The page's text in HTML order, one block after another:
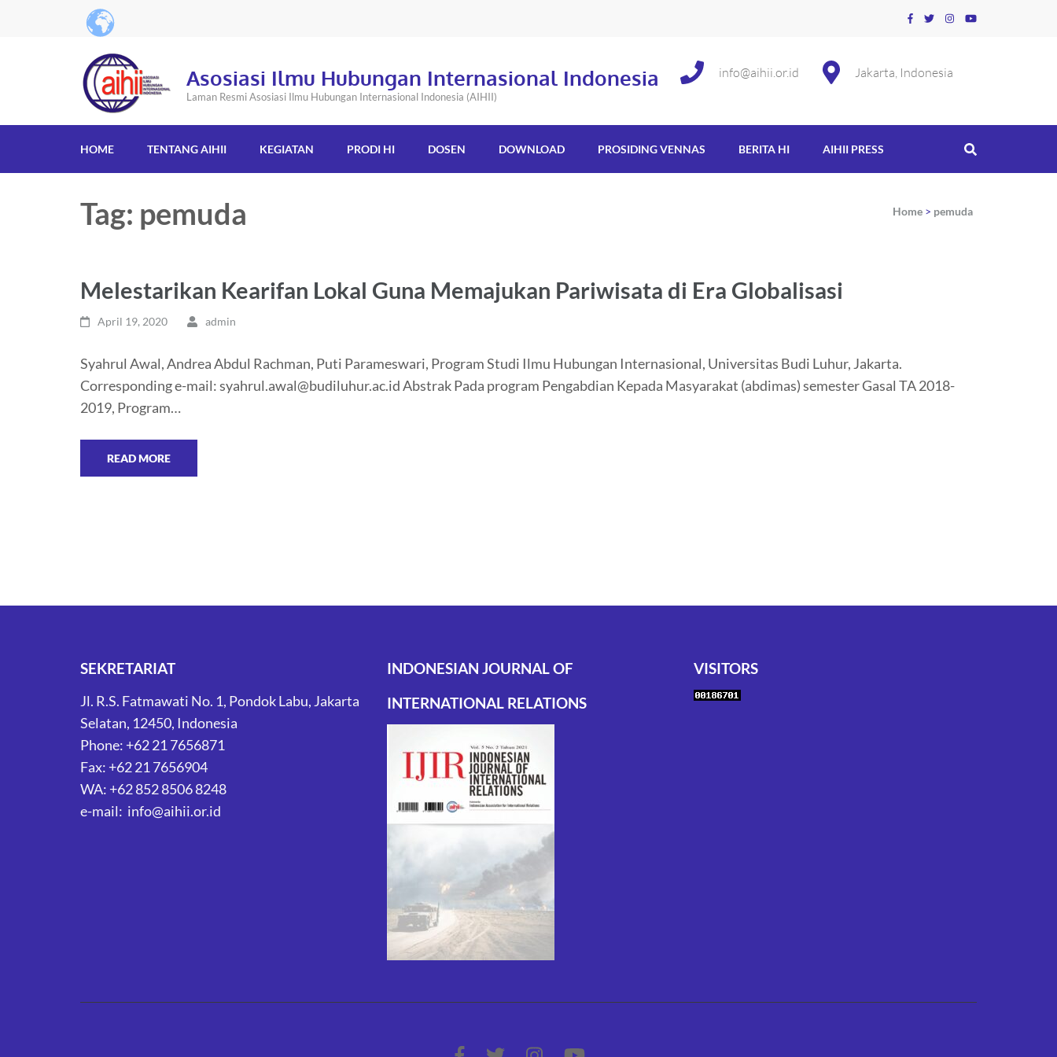
Asosiasi Ilmu Hubungan Internasional Indonesia
Laman Resmi Asosiasi Ilmu Hubungan Internasional Indonesia (AIHII)
Jakarta, Indonesia
info@aihii.or.id
HOME TENTANG AIHII KEGIATAN PRODI HI DOSEN DOWNLOAD PROSIDING VENNAS BERITA HI AIHII PRESS
Tag: pemuda Home > pemuda
Melestarikan Kearifan Lokal Guna Memajukan Pariwisata di Era Globalisasi
April 19, 2020 admin
Syahrul Awal, Andrea Abdul Rachman, Puti Parameswari, Program Studi Ilmu Hubungan Internasional, Universitas Budi Luhur, Jakarta.
Corresponding e-mail: syahrul.awal@budiluhur.ac.id Abstrak Pada program Pengabdian Kepada Masyarakat (abdimas) semester Gasal TA 2018-
2019, Program…
READ MORE
SEKRETARIAT
Jl. R.S. Fatmawati No. 1, Pondok Labu, Jakarta
Selatan, 12450, Indonesia
Phone: +62 21 7656871
Fax: +62 21 7656904
WA: +62 852 8506 8248
e-mail: info@aihii.or.id
INDONESIAN JOURNAL OF
INTERNATIONAL RELATIONS
VISITORS